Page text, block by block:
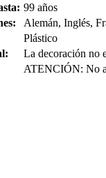
99 años
Alemán, Inglés,
Plástico
La decoración no
ATENCIÓN: No